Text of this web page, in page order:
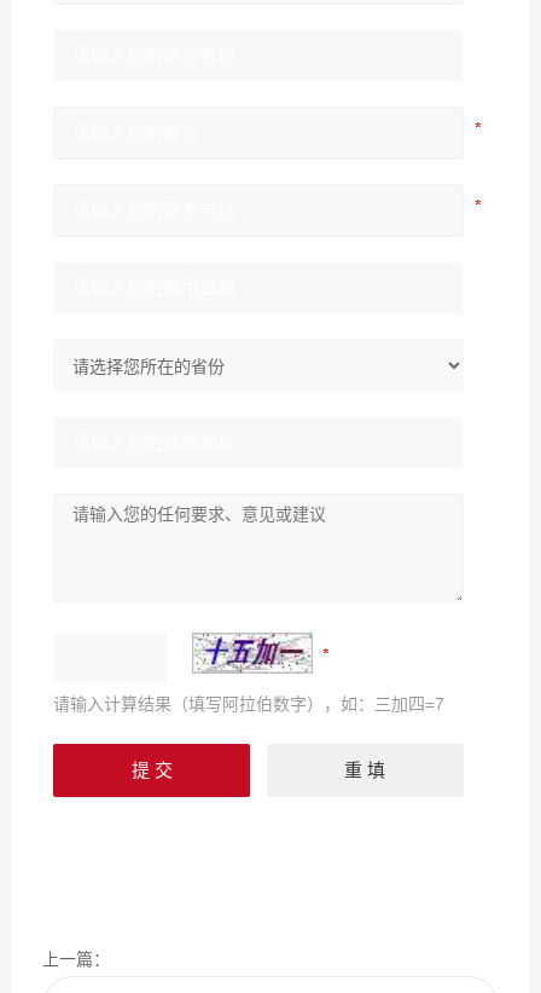
请输入计算结果（填写阿拉伯数字），如：三加四=7
上一篇：